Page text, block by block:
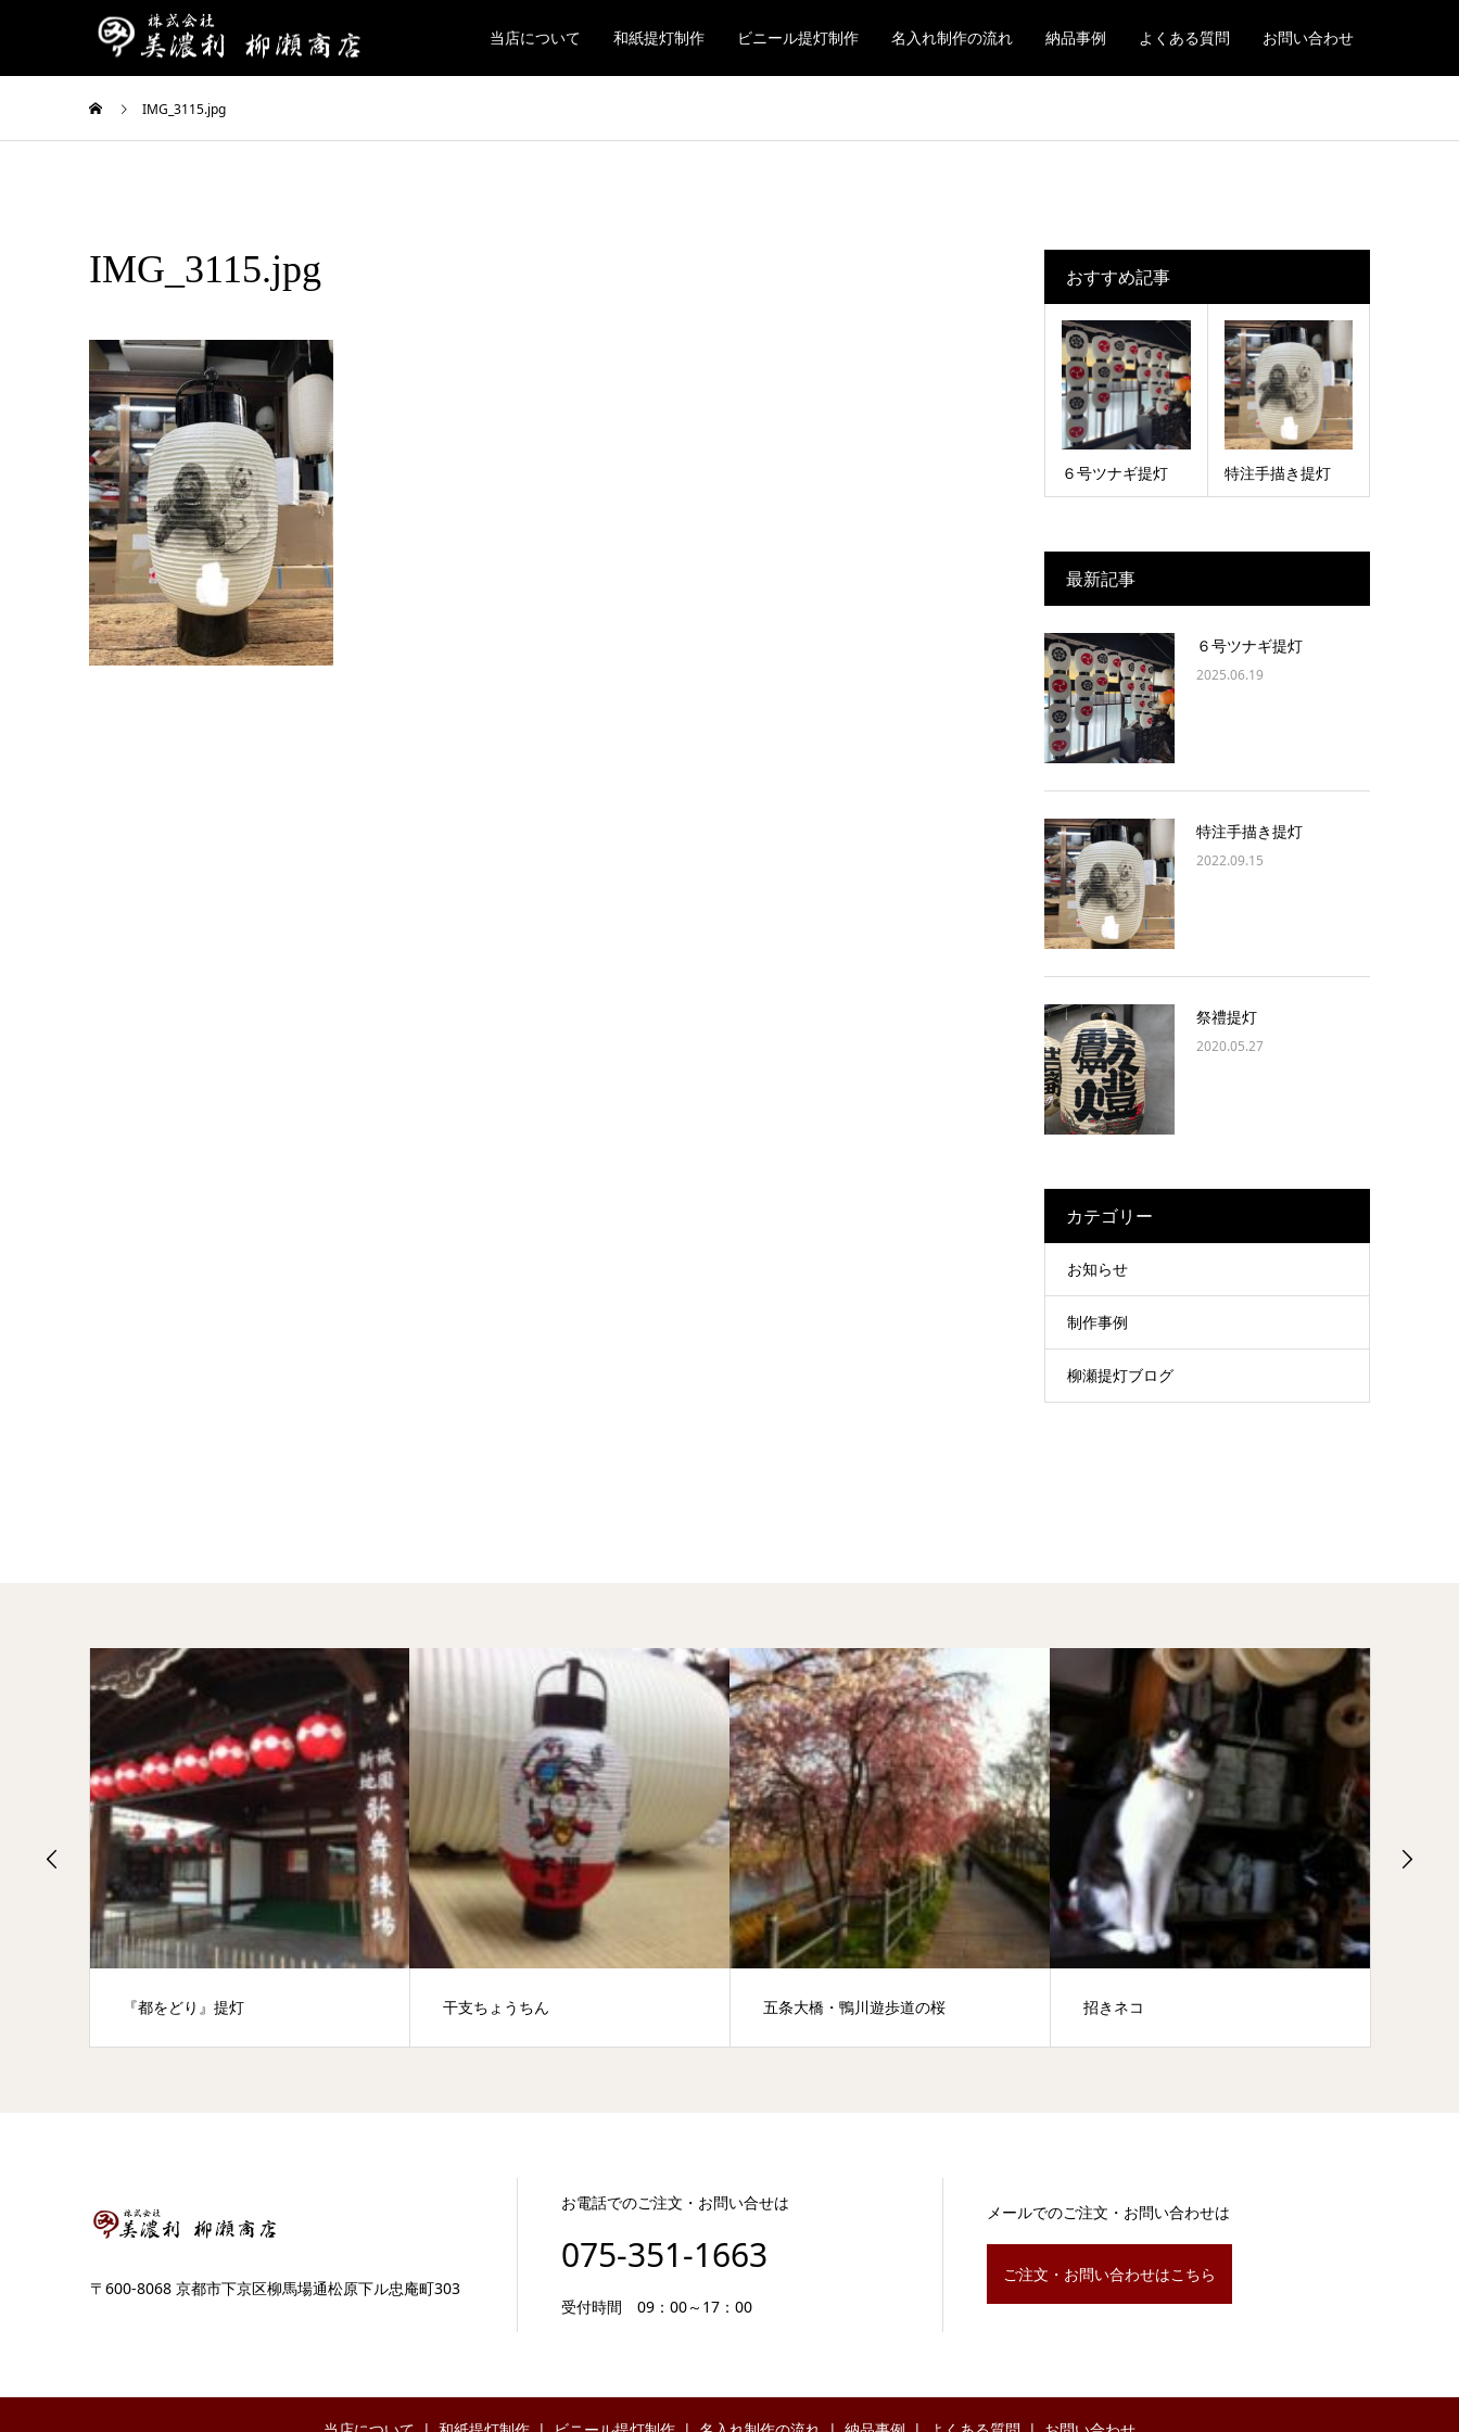
当店について 和紙提灯制作 ビニール提灯制作 名入れ制作の流れ 納品事例 よくある質問 お問い合わせ
IMG_3115.jpg
IMG_3115.jpg おすすめ記事
６号ツナギ提灯 特注手描き提灯
最新記事
６号ツナギ提灯
2025.06.19
特注手描き提灯
2022.09.15
祭禮提灯
2020.05.27
カテゴリー
お知らせ
制作事例
柳瀬提灯ブログ
『都をどり』提灯 干支ちょうちん 五条大橋・鴨川遊歩道の桜 招きネコ
〒600-8068 京都市下京区柳馬場通松原下ル忠庵町303
お電話でのご注文・お問い合せは
075-351-1663
受付時間 09：00～17：00
メールでのご注文・お問い合わせは
ご注文・お問い合わせはこちら